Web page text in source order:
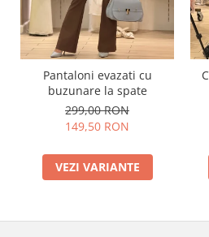
Pantaloni evazati cu
buzunare la spate
299,00 RON
149,50 RON
VEZI VARIANTE